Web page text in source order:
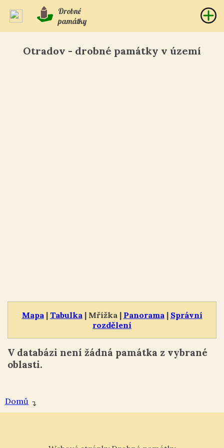
Drobné
památky
Otradov - drobné památky v území
Domů ↴
Mapa | Tabulka | Mřížka | Panorama | Správní
rozdělení
V databázi není žádná památka z vybrané
oblasti.